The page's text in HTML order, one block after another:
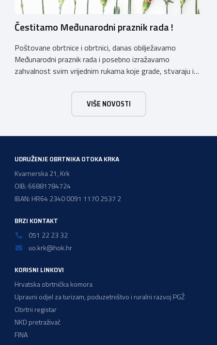
Čestitamo Međunarodni praznik rada !
Poštovane obrtnice i obrtnici, danas obilježavamo
Međunarodni praznik rada i posebno izražavamo
zahvalnost svim vrijednim rukama koje grade, stvaraju i
Primorsko-goranske županije s ponosom podržava i
promiče trud i posvećenost svojih obrtnika, koji doprinose
razvoju našeg društva i čine temelj našeg gospodarstva.
VIŠE NOVOSTI
UDRUŽENJE OBRTNIKA OTOKA KRKA
Kvarnerska 21, Krk
OIB: 66881784724
IBAN: HR64 2340 0091 1170 2537 2
BRZI KONTAKT
051 22 23 32
uo.krk@hok.hr
KORISNI LINKOVI
Hrvatska obrtnička komora
Upravni odjel za turizam, poduzetništvo i ruralni razvoj PGŽ
Obrtni registar
NKD pretraživač
FINA